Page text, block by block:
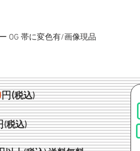
OG 帯に変色有/画像現品
円(税込)
(税込)